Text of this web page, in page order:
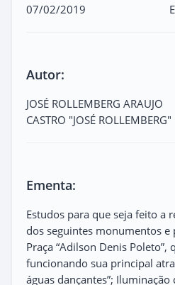
07/02/2019
Autor:
JOSÉ ROLLEMBERG ARAUJO
CASTRO "JOSÉ ROLLEMBERG"
Ementa:
Estudos para que seja feito a
dos seguintes monumentos e
Praça “Adilson Denis Poleto”,
funcionando sua principal
águas dançantes”;